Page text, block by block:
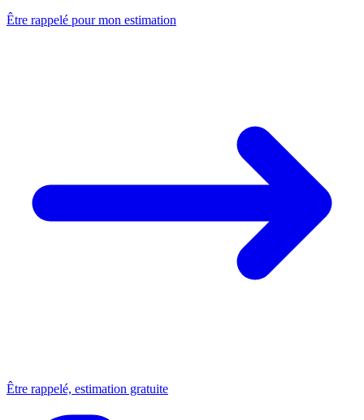
Être rappelé pour mon estimation
Être rappelé, estimation gratuite